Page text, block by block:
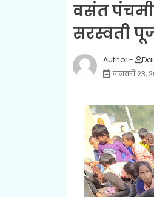
वसंत पंचमी
सरस्वती
Author -
जनवरी 23,